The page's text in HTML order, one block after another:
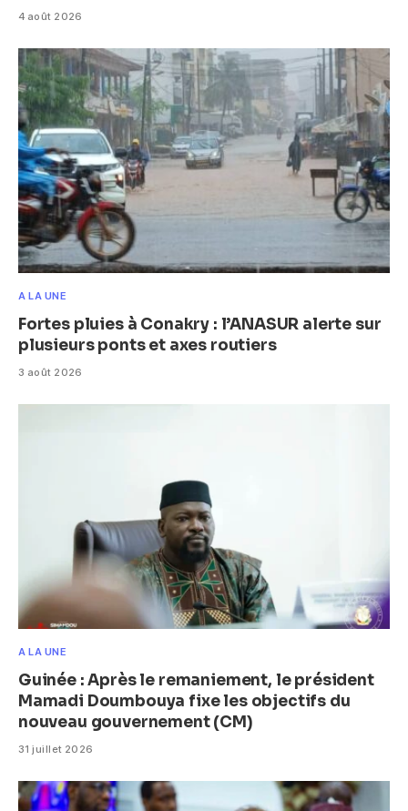
4 août 2026
A LA UNE
Fortes pluies à Conakry : l’ANASUR alerte sur
plusieurs ponts et axes routiers
3 août 2026
A LA UNE
Guinée : Après le remaniement, le président
Mamadi Doumbouya fixe les objectifs du
nouveau gouvernement (CM)
31 juillet 2026